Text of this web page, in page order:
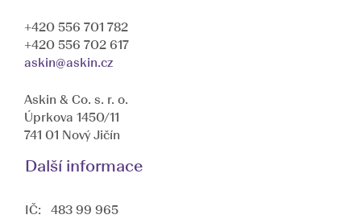
+420 556 701 782
+420 556 702 617
askin@askin.cz
Askin & Co. s. r. o.
Úprkova 1450/11
741 01 Nový Jičín
Další informace
IČ: 483 99 965